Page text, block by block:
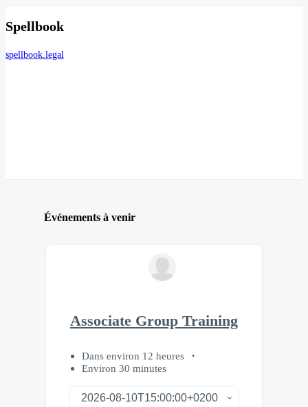
Spellbook
spellbook.legal
Événements à venir
Associate Group Training
Dans environ 12 heures
Environ 30 minutes